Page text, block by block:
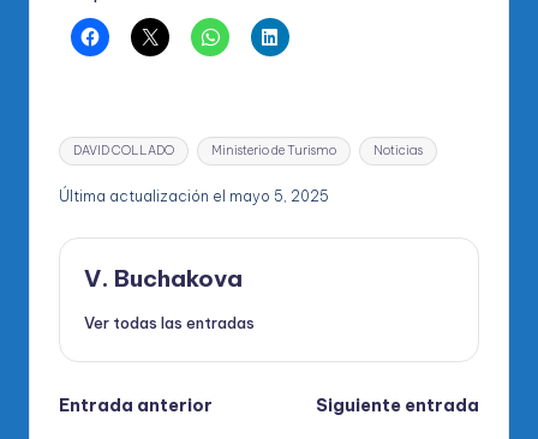
Etiquetas:
DAVID COLLADO Ministerio de Turismo Noticias
Última actualización el mayo 5, 2025
V. Buchakova
Ver todas las entradas
Navegación
Entrada anterior
Siguiente entrada